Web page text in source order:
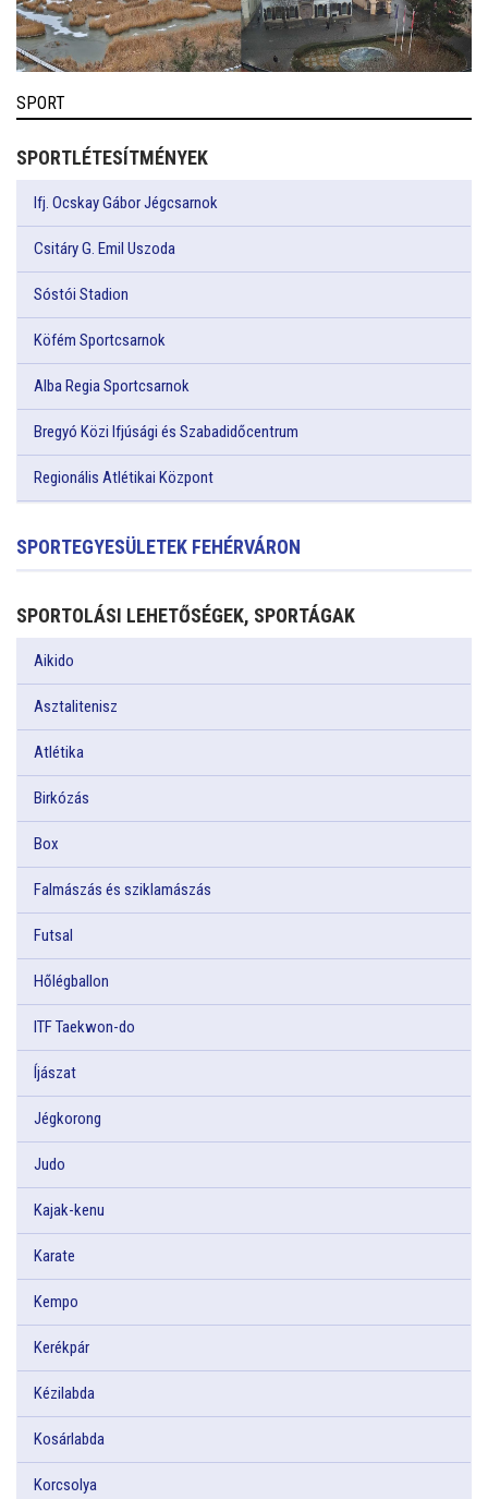
SPORT
SPORTLÉTESÍTMÉNYEK
Ifj. Ocskay Gábor Jégcsarnok
Csitáry G. Emil Uszoda
Sóstói Stadion
Köfém Sportcsarnok
Alba Regia Sportcsarnok
Bregyó Közi Ifjúsági és Szabadidőcentrum
Regionális Atlétikai Központ
SPORTEGYESÜLETEK FEHÉRVÁRON
SPORTOLÁSI LEHETŐSÉGEK, SPORTÁGAK
Aikido
Asztalitenisz
Atlétika
Birkózás
Box
Falmászás és sziklamászás
Futsal
Hőlégballon
ITF Taekwon-do
Íjászat
Jégkorong
Judo
Kajak-kenu
Karate
Kempo
Kerékpár
Kézilabda
Kosárlabda
Korcsolya